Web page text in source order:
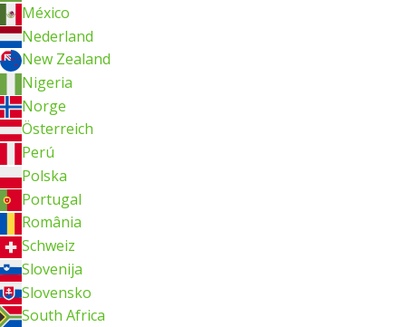
México
Nederland
New Zealand
Nigeria
Norge
Österreich
Perú
Polska
Portugal
România
Schweiz
Slovenija
Slovensko
South Africa